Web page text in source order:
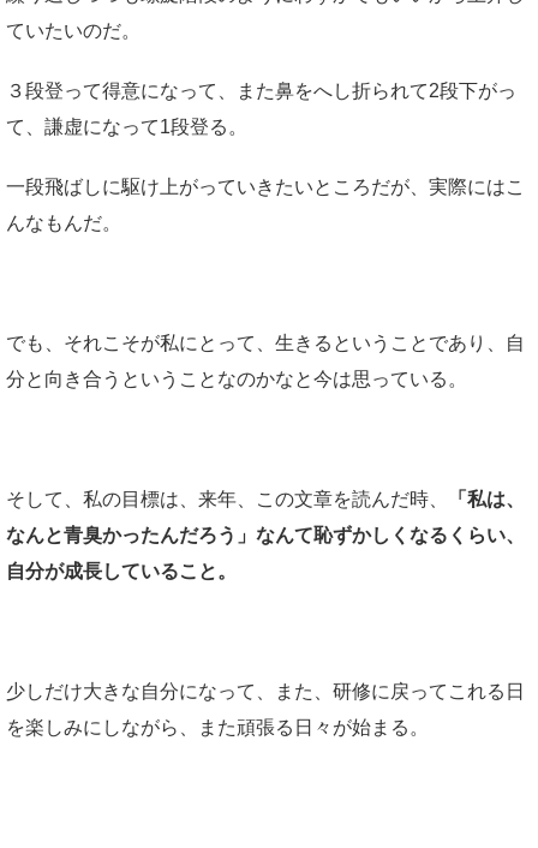
ていたいのだ。
３段登って得意になって、また鼻をへし折られて2段下がっ
て、謙虚になって1段登る。
一段飛ばしに駆け上がっていきたいところだが、実際にはこ
んなもんだ。
でも、それこそが私にとって、生きるということであり、自
分と向き合うということなのかなと今は思っている。
そして、私の目標は、来年、この文章を読んだ時、
「私は、
なんと青臭かったんだろう」なんて恥ずかしくなるくらい、
自分が成長していること。
少しだけ大きな自分になって、また、研修に戻ってこれる日
を楽しみにしながら、また頑張る日々が始まる。